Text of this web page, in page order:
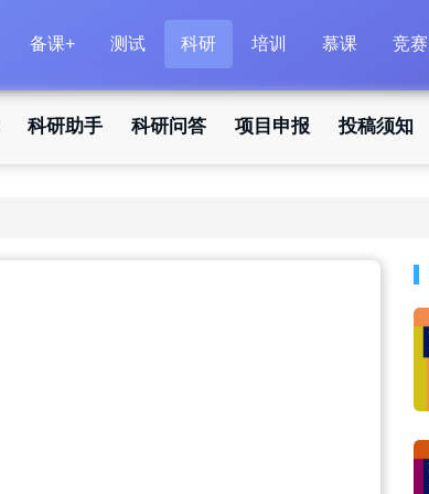
备课+ 测试 科研 培训 慕课 竞赛
科研助手 科研问答 项目申报 投稿须知